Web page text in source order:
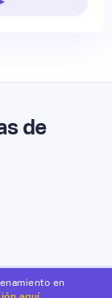
de
en